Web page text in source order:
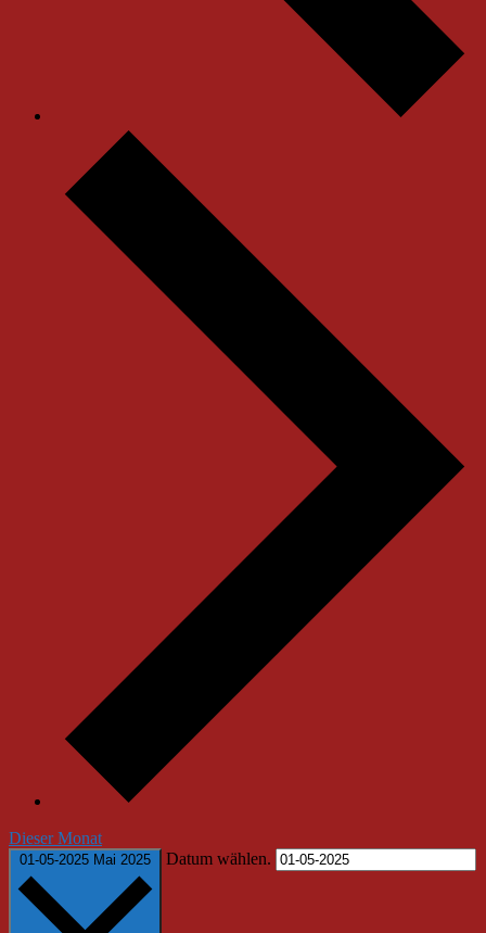
Dieser Monat
01-05-2025 Mai 2025 Datum wählen.